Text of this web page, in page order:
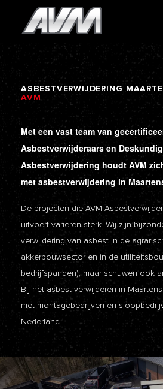
ASBESTVERWIJDERING
AVM
Met een vast team van
Asbestverwijderaars en
Asbestverwijdering houdt AVM
met asbestverwijdering in
De projecten die AVM
uitvoert variëren sterk. Wij zijn
verwijdering van asbest in de
akkerbouwsector en in de
bedrijfspanden), maar schuwen ook
Bij het asbest verwijderen in
met montagebedrijven en
Nederland.